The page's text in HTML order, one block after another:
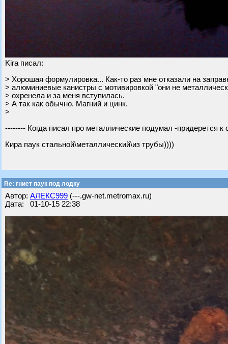
Kira писал:
> Хорошая формулировка... Как-то раз мне отказали на
> алюминиевые канистры с мотивировкой "они не
> охренела и за меня вступилась.
> А так как обычно. Магний и цинк.
>
-------- Когда писал про металлические подумал -придерется к
Кира паук стальной\металлический\из трубы))))
Re: гниет паук под лодку
Автор: АЛЕКС999 (---.gw-net.metromax.ru)
Дата: 01-10-15 22:38